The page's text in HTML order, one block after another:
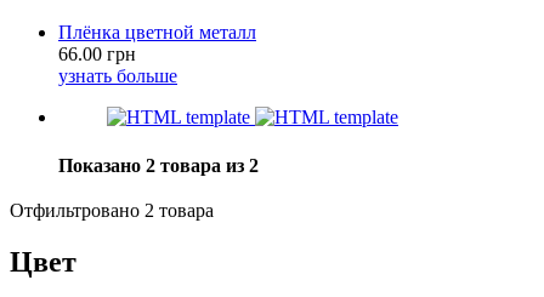
Плёнка цветной металл
66.00 грн
узнать больше
Показано 2 товара из 2
Отфильтровано 2 товара
Цвет